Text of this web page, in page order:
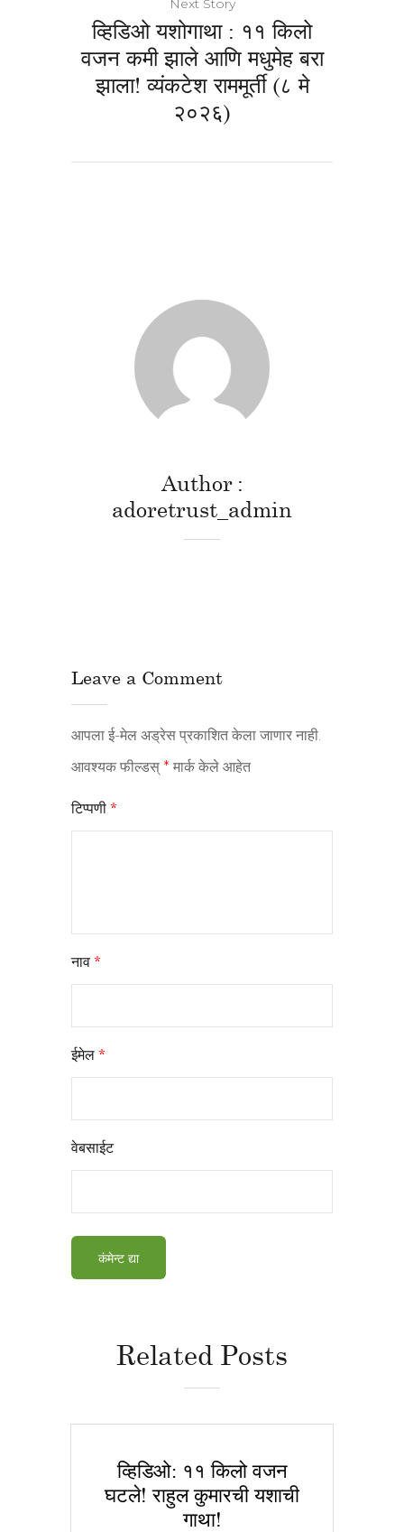
Next Story
व्हिडिओ यशोगाथा : ११ किलो
वजन कमी झाले आणि मधुमेह बरा
झाला! व्यंकटेश राममूर्ती (८ मे
२०२६)
Author
adoretrust_admin
Leave a Comment
आपला ई-मेल अड्रेस प्रकाशित केला जाणार नाही.
आवश्यक फील्डस् * मार्क केले आहेत
टिप्पणी *
नाव *
ईमेल *
वेबसाईट
Related Posts
व्हिडिओ: ११ किलो वजन
घटले! राहुल कुमारची यशाची
गाथा!